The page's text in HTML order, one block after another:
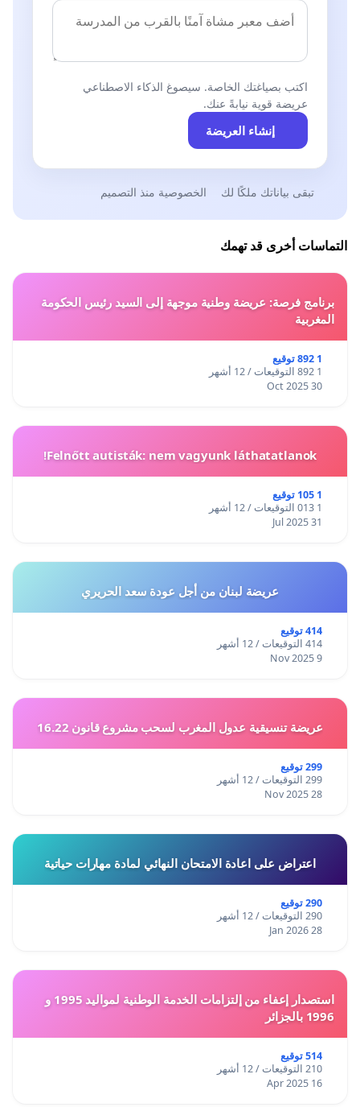
اكتب بصياغتك الخاصة. سيصوغ الذكاء الاصطناعي
عريضة قوية نيابةً عنك.
إنشاء العريضة
تبقى بياناتك ملكًا لك الخصوصية منذ التصميم
التماسات أخرى قد تهمك
برنامج فرصة: عريضة وطنية موجهة إلى السيد رئيس الحكومة
المغربية
1 892 توقيع
1 892 التوقيعات / 12 أشهر
30 Oct 2025
Felnőtt autisták: nem vagyunk láthatatlanok!
1 105 توقيع
1 013 التوقيعات / 12 أشهر
31 Jul 2025
عريضة لبنان من أجل عودة سعد الحريري
414 توقيع
414 التوقيعات / 12 أشهر
9 Nov 2025
عريضة تنسيقية عدول المغرب لسحب مشروع قانون 16.22
299 توقيع
299 التوقيعات / 12 أشهر
28 Nov 2025
اعتراض على اعادة الامتحان النهائي لمادة مهارات حياتية
290 توقيع
290 التوقيعات / 12 أشهر
28 Jan 2026
استصدار إعفاء من إلتزامات الخدمة الوطنية لمواليد 1995 و
1996 بالجزائر
514 توقيع
210 التوقيعات / 12 أشهر
16 Apr 2025